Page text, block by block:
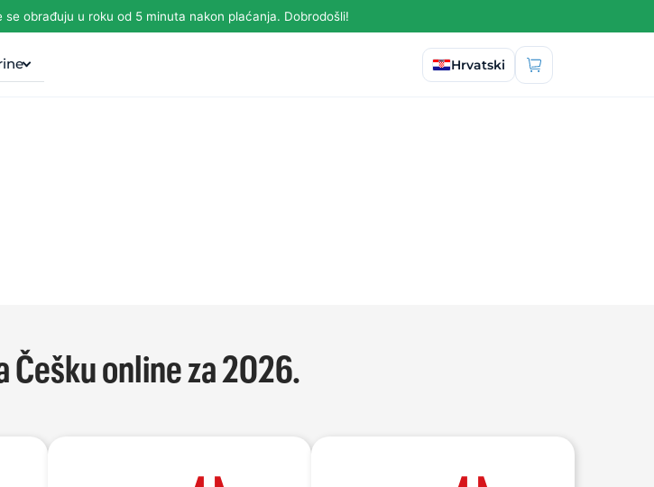
obrađuju u roku od 5 minuta nakon plaćanja. Dobrodošli!
Odaberite jezik
Hrvatski
Češku online za 2026.